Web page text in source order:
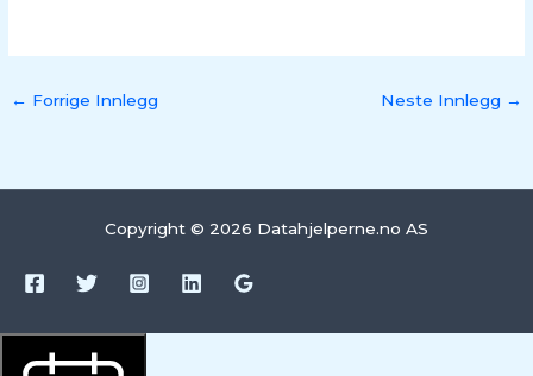
← Forrige Innlegg Neste Innlegg →
Copyright © 2026 Datahjelperne.no AS